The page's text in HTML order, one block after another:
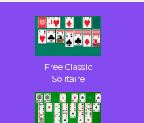
Free Classic
Solitaire